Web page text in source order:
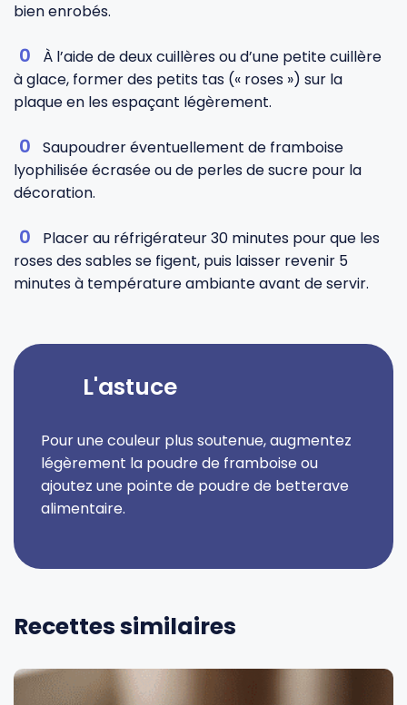
bien enrobés.
À l’aide de deux cuillères ou d’une petite cuillère
à glace, former des petits tas (« roses ») sur la
plaque en les espaçant légèrement.
Saupoudrer éventuellement de framboise
lyophilisée écrasée ou de perles de sucre pour la
décoration.
Placer au réfrigérateur 30 minutes pour que les
roses des sables se figent, puis laisser revenir 5
minutes à température ambiante avant de servir.
L'astuce
Pour une couleur plus soutenue, augmentez
légèrement la poudre de framboise ou
ajoutez une pointe de poudre de betterave
alimentaire.
Recettes similaires